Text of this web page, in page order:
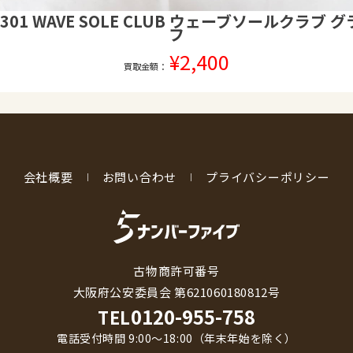
WAVE SOLE CLUB ウェーブソールクラブ グ
フ
買取金額： ¥2,400
会社概要 お問い合わせ プライバシーポリシー
古物商許可番号
大阪府公安委員会 第621060180812号
TEL0120-955-758
電話受付時間 9:00〜18:00（年末年始を除く）